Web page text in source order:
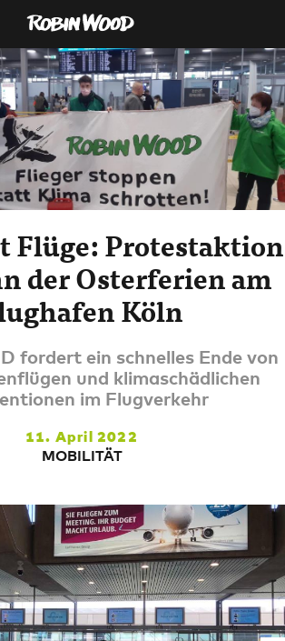
Flüge: Protestaktion
der Osterferien am
Köln
fordert ein schnelles Ende von
und klimaschädlichen
im Flugverkehr
11. April 2022
MOBILITÄT